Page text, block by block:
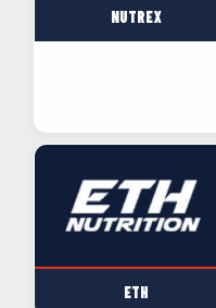
NUTREX
ETH